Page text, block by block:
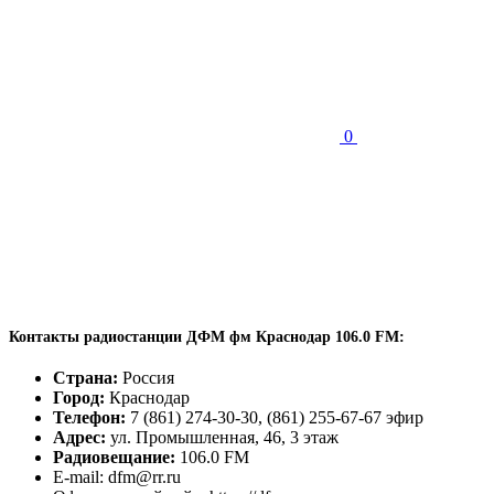
0
Контакты радиостанции ДФМ фм Краснодар 106.0 FM:
Страна: Россия
Город: Краснодар
Телефон: 7 (861) 274-30-30, (861) 255-67-67 эфир
Адрес: ул. Промышленная, 46, 3 этаж
Радиовещание: 106.0 FM
E-mail: dfm@rr.ru